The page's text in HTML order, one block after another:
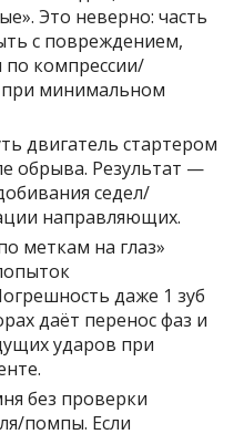
Это неверно: часть
с повреждением,
по компрессии/
при минимальном
двигатель стартером
обрыва. Результат —
седел/
направляющих.
меткам на глаз»
даже 1 зуб
даёт перенос фаз и
ударов при
без проверки
помпы. Если